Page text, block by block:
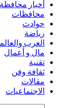
أخبار
محافظات
حوادث
رياضة
العرب والعالم
مال و أعمال
تقنية
ثقافة وفن
مقالات
الاجتماعيات